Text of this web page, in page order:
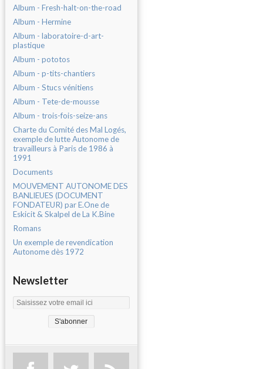
Album - Fresh-halt-on-the-road
Album - Hermine
Album - laboratoire-d-art-
plastique
Album - pototos
Album - p-tits-chantiers
Album - Stucs vénitiens
Album - Tete-de-mousse
Album - trois-fois-seize-ans
Charte du Comité des Mal Logés,
exemple de lutte Autonome de
travailleurs à Paris de 1986 à
1991
Documents
MOUVEMENT AUTONOME DES
BANLIEUES (DOCUMENT
FONDATEUR) par E.One de
Eskicit & Skalpel de La K.Bine
Romans
Un exemple de revendication
Autonome dès 1972
Newsletter